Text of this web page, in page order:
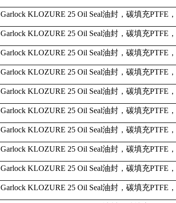
Garlock KLOZURE 25 Oil Seal油封，碳填充PTFE ，
Garlock KLOZURE 25 Oil Seal油封，碳填充PTFE ，
Garlock KLOZURE 25 Oil Seal油封，碳填充PTFE ，
Garlock KLOZURE 25 Oil Seal油封，碳填充PTFE ，
Garlock KLOZURE 25 Oil Seal油封，碳填充PTFE ，
Garlock KLOZURE 25 Oil Seal油封，碳填充PTFE ，
Garlock KLOZURE 25 Oil Seal油封，碳填充PTFE ，
Garlock KLOZURE 25 Oil Seal油封，碳填充PTFE ，
Garlock KLOZURE 25 Oil Seal油封，碳填充PTFE ，
Garlock KLOZURE 25 Oil Seal油封，碳填充PTFE ，